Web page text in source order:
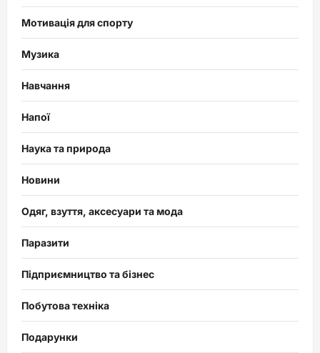
Мотивація для спорту
Музика
Навчання
Напої
Наука та природа
Новини
Одяг, взуття, аксесуари та мода
Паразити
Підприємництво та бізнес
Побутова техніка
Подарунки